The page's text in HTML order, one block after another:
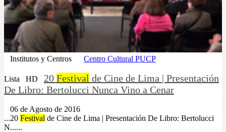
Institutos y Centros Centro Cultural PUCP
Lista HD 20 Festival de Cine de Lima | Presentación
De Libro: Bertolucci Nunca Vino a Cenar
06 de Agosto de 2016
...20 Festival de Cine de Lima | Presentación De Libro: Bertolucci
N......